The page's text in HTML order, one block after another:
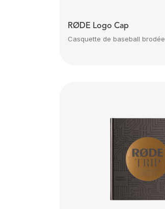
RØDE Logo Cap
Casquette de baseball brodée